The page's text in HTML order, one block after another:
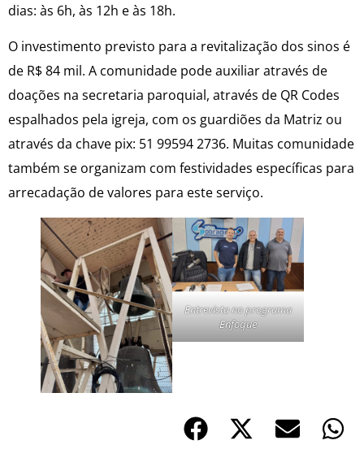
dias: às 6h, às 12h e às 18h.
O investimento previsto para a revitalização dos sinos é
de R$ 84 mil. A comunidade pode auxiliar através de
doações na secretaria paroquial, através de QR Codes
espalhados pela igreja, com os guardiões da Matriz ou
através da chave pix: 51 99594 2736. Muitas comunidade
também se organizam com festividades específicas para
arrecadação de valores para este serviço.
Entrevista no programa
Enfoque